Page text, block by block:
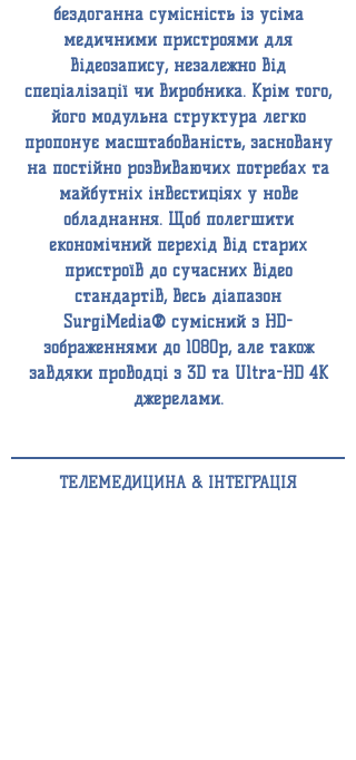
бездоганна сумісність із усіма
медичними пристроями для
відеозапису, незалежно від
спеціалізації чи виробника. Крім того,
його модульна структура легко
пропонує масштабованість, засновану
на постійно розвиваючих потребах та
майбутніх інвестиціях у нове
обладнання. Щоб полегшити
економічний перехід від старих
пристроїв до сучасних відео
стандартів, весь діапазон
SurgiMedia® сумісний з HD-
зображеннями до 1080p, але також
завдяки проводці з 3D та Ultra-HD 4K
джерелами.
ТЕЛЕМЕДИЦИНА & ІНТЕГРАЦІЯ